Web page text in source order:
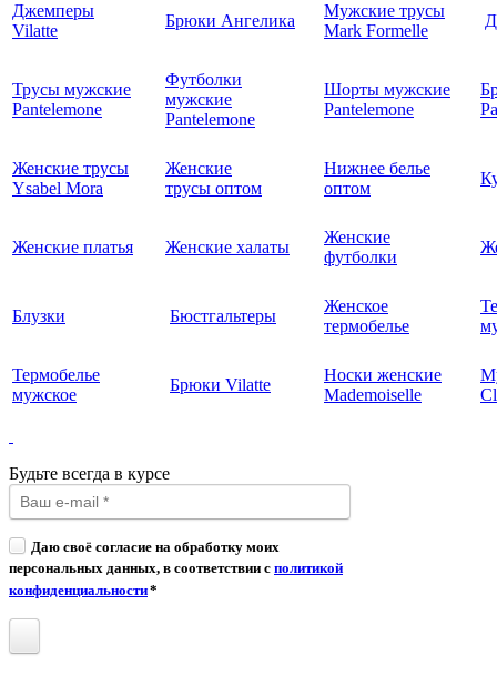
Джемперы
Vilatte
Брюки Ангелика
Мужские трусы
Mark Formelle
Трусы мужские
Pantelemone
Футболки
мужские
Pantelemone
Шорты мужские
Pantelemone
Женские трусы
Ysabel Mora
Женские
трусы оптом
Нижнее белье
оптом
Женские платья Женские халаты
Женские
футболки
Блузки Бюстгальтеры
Женское
термобелье
Термобелье
мужское
Брюки Vilatte
Носки женские
Mademoiselle
Будьте всегда в курсе
Даю своё согласие на обработку моих
персональных данных, в соответствии с политикой
конфиденциальности*